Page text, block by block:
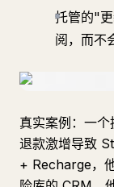
托管的"
阅，而不
真实案例：一
退款激增导致
+ Recharge，